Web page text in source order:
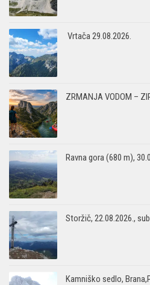
Vrtača 29.08.2026.
ZRMANJA VODOM –
Ravna gora (680 m),
Storžič, 22.08.2026.,
Kamniško sedlo,